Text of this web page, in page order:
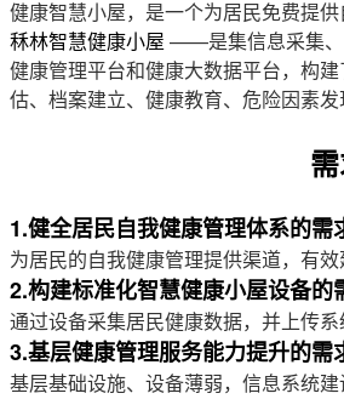
健康智慧小屋，是一个为居民免费提
秝林智慧健康小屋 ——是集信息采集、
健康管理平台和健康大数据平台，构
估、档案建立、健康教育、危险因素
1.健全居民自我健康管理体系的需
为居民的自我健康管理提供渠道，有
2.构建标准化智慧健康小屋设备的
通过设备采集居民健康数据，并上传
3.基层健康管理服务能力提升的需
基层基础设施、设备薄弱，信息系统